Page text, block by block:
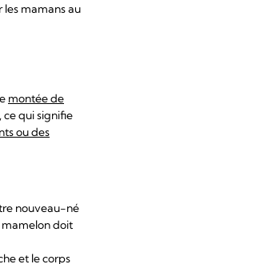
les mamans au
montée de
ce qui signifie
ou des
nouveau-né
mamelon doit
et le corps